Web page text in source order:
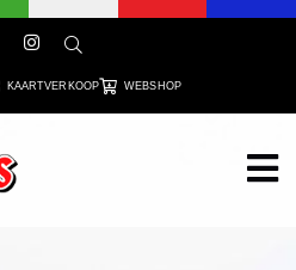
KAARTVERKOOP WEBSHOP